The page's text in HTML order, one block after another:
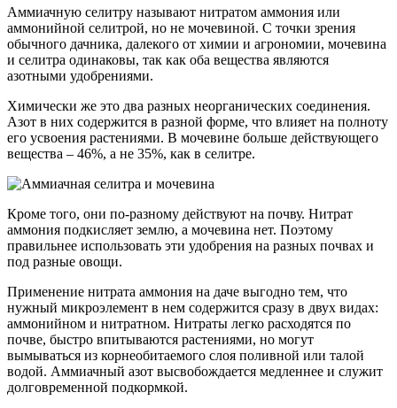
Аммиачную селитру называют нитратом аммония или
аммонийной селитрой, но не мочевиной. С точки зрения
обычного дачника, далекого от химии и агрономии, мочевина
и селитра одинаковы, так как оба вещества являются
азотными удобрениями.
Химически же это два разных неорганических соединения.
Азот в них содержится в разной форме, что влияет на полноту
его усвоения растениями. В мочевине больше действующего
вещества – 46%, а не 35%, как в селитре.
Кроме того, они по-разному действуют на почву. Нитрат
аммония подкисляет землю, а мочевина нет. Поэтому
правильнее использовать эти удобрения на разных почвах и
под разные овощи.
Применение нитрата аммония на даче выгодно тем, что
нужный микроэлемент в нем содержится сразу в двух видах:
аммонийном и нитратном. Нитраты легко расходятся по
почве, быстро впитываются растениями, но могут
вымываться из корнеобитаемого слоя поливной или талой
водой. Аммиачный азот высвобождается медленнее и служит
долговременной подкормкой.